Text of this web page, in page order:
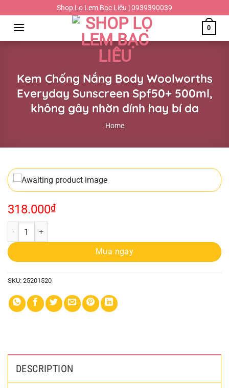
đến
dung
Shop Lọ Lem Bạc Liêu | 0939390039
0
Kem Chống Nắng Body Woolworths
Everyday Sunscreen Spf50+ 500ml,
không gây nhờn dính hay bí da
Home
318.000₫
Kem Chống Nắng Body Woolworths Everyday Sunscreen Spf50+
Mua ngay
SKU: 25201520
DESCRIPTION